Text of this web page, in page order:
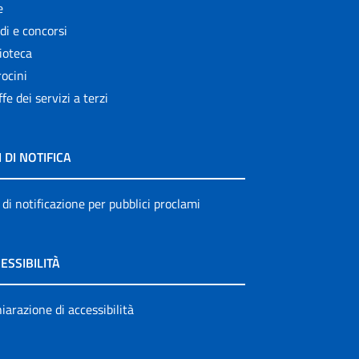
e concorsi
dei servizi a terzi
DI NOTIFICA
notificazione per pubblici proclami
di accessibilità